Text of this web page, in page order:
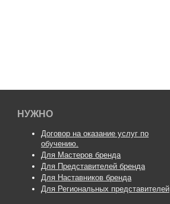
НУЖНО
Договор на оказание услуг по
обучению.
Для Мастеров бренда
Для Представителей бренда
Для Наставников бренда
Для Региональных представителей